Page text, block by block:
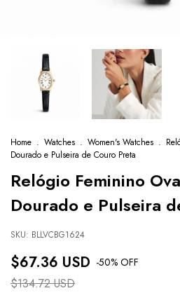
Home . Watches . Women's Watches .
Dourado e Pulseira de Couro Preta
Relógio Feminino
Dourado e Pulseira
SKU: BLLVCBG1624
$67.36 USD -50% OFF
$134.72 USD